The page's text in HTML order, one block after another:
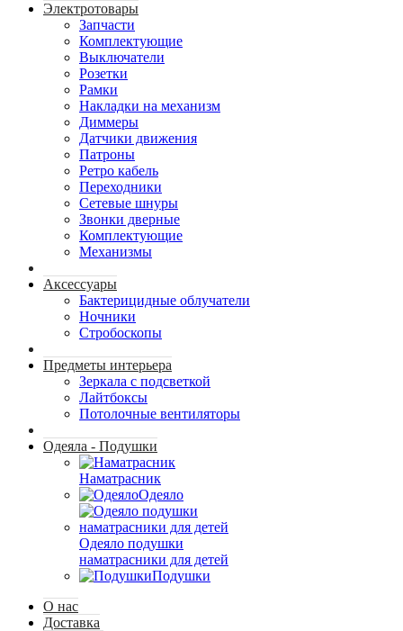
Электротовары
Запчасти
Комплектующие
Выключатели
Розетки
Рамки
Накладки на механизм
Диммеры
Датчики движения
Патроны
Ретро кабель
Переходники
Сетевые шнуры
Звонки дверные
Комплектующие
Механизмы
Аксессуары
Бактерицидные облучатели
Ночники
Стробоскопы
Предметы интерьера
Зеркала с подсветкой
Лайтбоксы
Потолочные вентиляторы
Одеяла - Подушки
Наматрасник
Одеяло
Одеяло подушки
наматрасники для детей
Подушки
О нас
Доставка